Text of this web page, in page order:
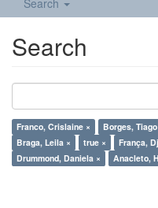
Search
Search
Franco, Crislaine × Borges,
Braga, Leila ×
true × França,
Drummond, Daniela ×
Anacleto,